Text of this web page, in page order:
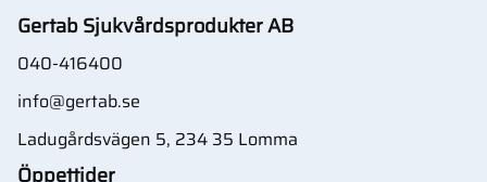
Gertab Sjukvårdsprodukter AB
040-416400
info@gertab.se
Ladugårdsvägen 5, 234 35 Lomma
Öppettider